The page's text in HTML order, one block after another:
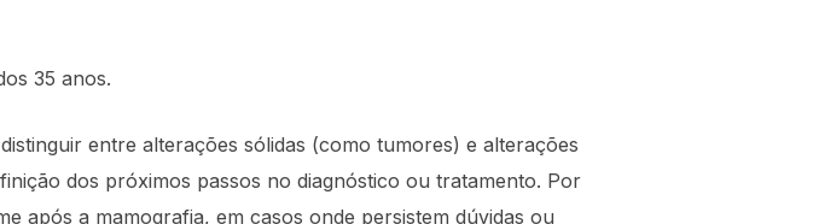
35 anos.
entre alterações sólidas (como tumores) e alterações
dos próximos passos no diagnóstico ou tratamento. Por
após a mamografia, em casos onde persistem dúvidas ou